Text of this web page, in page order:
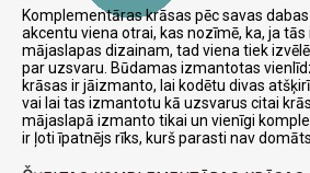
Komplementāras krāsas pēc savas
akcentu viena otrai, kas nozīmē, ka, ja
mājaslapas dizainam, tad viena tiek
par uzsvaru. Būdamas izmantotas
krāsas ir jāizmanto, lai kodētu divas
vai lai tas izmantotu kā uzsvarus citai
mājaslapā izmanto tikai un vienīgi
ir ļoti īpatnējs rīks, kurš parasti nav